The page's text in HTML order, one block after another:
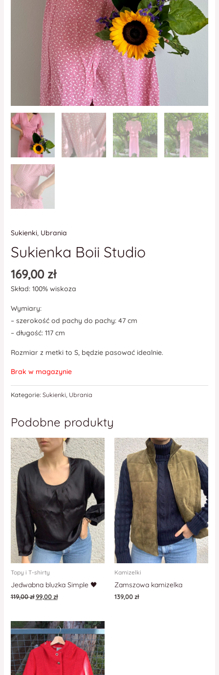
Sukienki, Ubrania
Sukienka Boii Studio
169,00 zł
Skład: 100% wiskoza
Wymiary:
– szerokość od pachy do pachy: 47 cm
– długość: 117 cm
Rozmiar z metki to S, będzie pasować idealnie.
Brak w magazynie
Kategorie: Sukienki Ubrania
Podobne produkty
Topy i T-shirty
Jedwabna bluzka Simple 🖤
119,00zł 99,00zł
Kamizelki
Zamszowa kamizelka
139,00zł